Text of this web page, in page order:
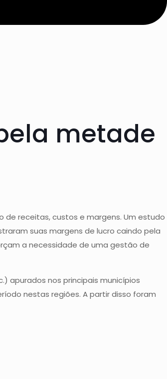
metade
de receitas, custos e margens. Um estudo
suas margens de lucro caindo pela
a necessidade de uma gestão de
apurados nos principais municípios
nestas regiões. A partir disso foram